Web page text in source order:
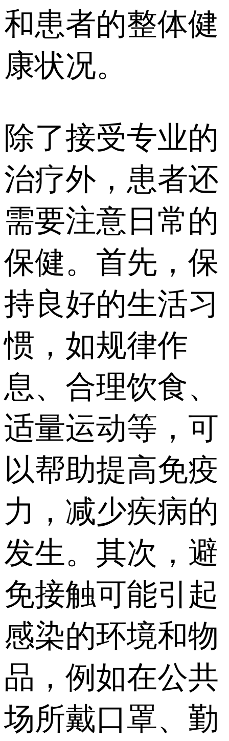
和患者的整体健
康状况。
除了接受专业的
治疗外，患者还
需要注意日常的
保健。首先，保
持良好的生活习
惯，如规律作
息、合理饮食、
适量运动等，可
以帮助提高免疫
力，减少疾病的
发生。其次，避
免接触可能引起
感染的环境和物
品，例如在公共
场所戴口罩、勤